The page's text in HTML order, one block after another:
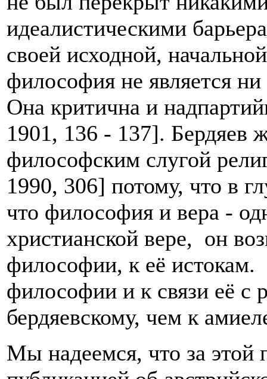
идеалистическими
своей исходной,
философия не является
Она критична и
1901, 136 - 137]. Бердяев
философским слугой
1990, 306] потому, что в
что философия и вера -
христианской вере, он
философии, к её
философии и к связи её с
бердяевскому, чем к
Мы надеемся, что за этой